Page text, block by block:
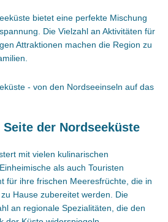
bietet eine perfekte Mischung
Die Vielzahl an Aktivitäten für
Attraktionen machen die Region zu
der Nordseeküste
mit vielen kulinarischen
als auch Touristen
für ihre frischen Meeresfrüchte, die in
Hause zubereitet werden. Die
an regionale Spezialitäten, die den